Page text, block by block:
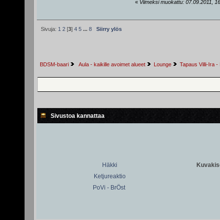
« Viimeksi muokattu: 07.09.2011,
Sivuja: 1 2[3] 4 5 ... 8 Siirry ylös
BDSM-baari Aula - kaikille avoimet alueet Lounge Tapaus Villi-Ira
Sivustoa kannattaa
Häkki
Ketjureaktio
PoVi - BrÖst